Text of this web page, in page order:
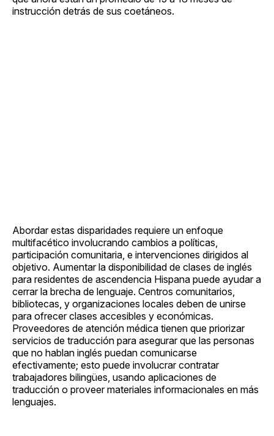
instrucción detrás de sus coetáneos.
Abordar estas disparidades requiere un enfoque
multifacético involucrando cambios a políticas,
participación comunitaria, e intervenciones dirigidos al
objetivo. Aumentar la disponibilidad de clases de inglés
para residentes de ascendencia Hispana puede ayudar a
cerrar la brecha de lenguaje. Centros comunitarios,
bibliotecas, y organizaciones locales deben de unirse
para ofrecer clases accesibles y económicas.
Proveedores de atención médica tienen que priorizar
servicios de traducción para asegurar que las personas
que no hablan inglés puedan comunicarse
efectivamente; esto puede involucrar contratar
trabajadores bilingües, usando aplicaciones de
traducción o proveer materiales informacionales en más
lenguajes.